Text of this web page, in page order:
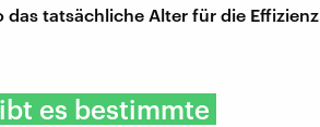
tatsächliche Alter für die Effizienz
es bestimmte